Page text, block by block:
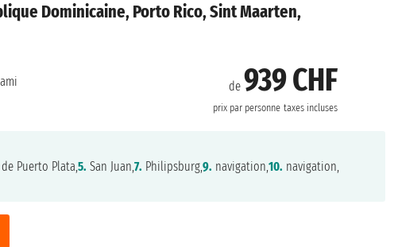
Dominicaine, Porto Rico, Sint Maarten,
de 939 CHF
prix par personne taxes incluses
Puerto Plata,5. San Juan,7. Philipsburg,9. navigation,10. navigation,